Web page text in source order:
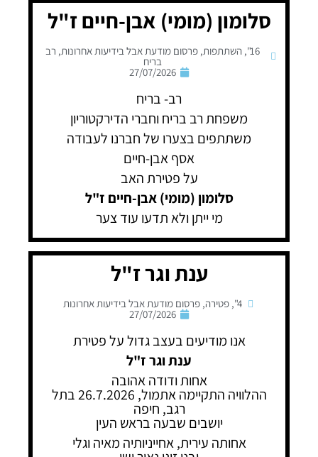
סלומון (מומי) אבן-חיים ז"ל
16"
,השתתפות,פרסום מודעת אבל בידיעות אחרונות, רב
בריח
27/07/2026
רב- בריח
משפחת רב בריח וחברי הדירקטוריון
משתתפים בצערו של חברנו לעבודה
אסף אבן-חיים
על פטירת האב
סלומון (מומי) אבן-חיים ז"ל
מי ייתן ולא תדעו עוד צער
ענת וגר ז"ל
4"
,פטירה,פרסום מודעת אבל בידיעות אחרונות
27/07/2026
אנו מודיעים בעצב גדול על פטירת
ענת וגר ז"ל
אחות ודודה אהובה
ההלוויה התקיימה אתמול, 26.7.2026 בתל
רגב, חיפה
יושבים שבעה בראש העין
אחותה עירית, אחייניותיה מאיה וגלי